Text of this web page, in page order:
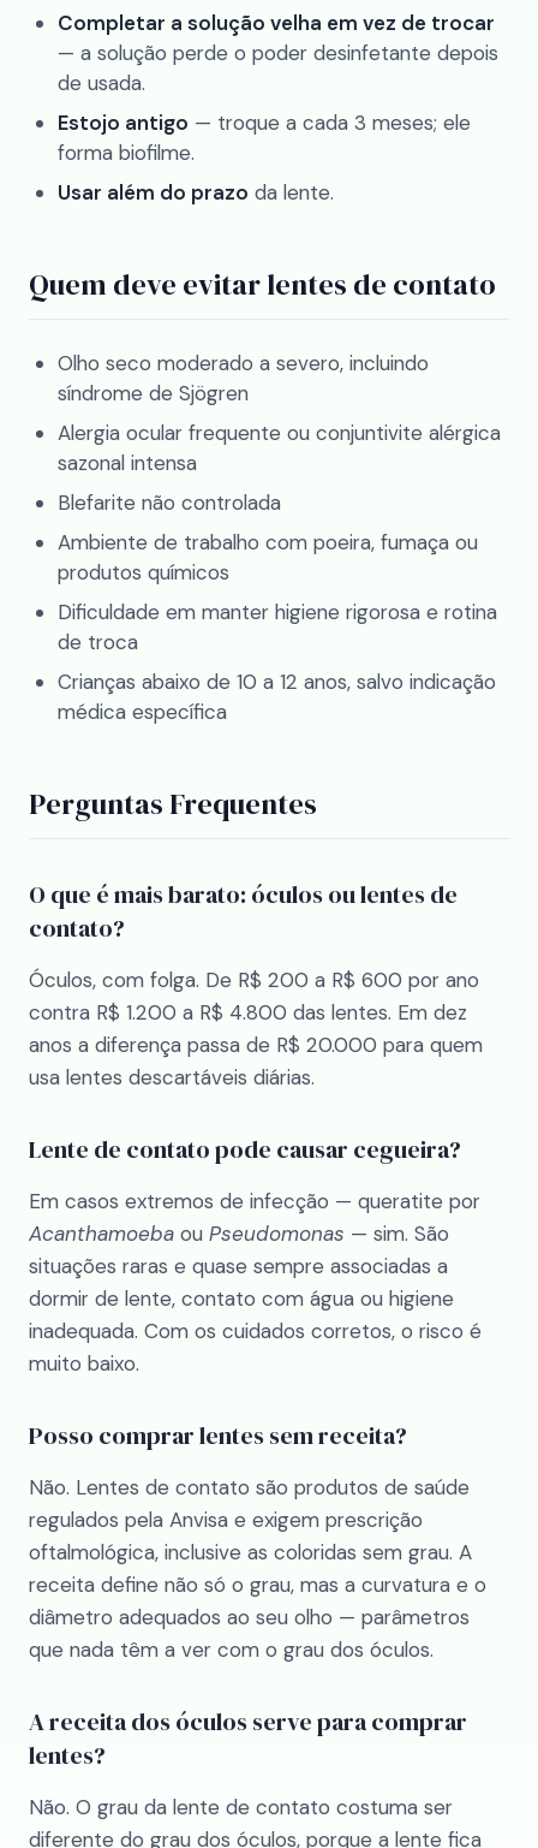
Completar a solução velha em vez de trocar
— a solução perde o poder desinfetante depois
de usada.
Estojo antigo — troque a cada 3 meses; ele
forma biofilme.
Usar além do prazo da lente.
Quem deve evitar lentes de contato
Olho seco moderado a severo, incluindo
síndrome de Sjögren
Alergia ocular frequente ou conjuntivite alérgica
sazonal intensa
Blefarite não controlada
Ambiente de trabalho com poeira, fumaça ou
produtos químicos
Dificuldade em manter higiene rigorosa e rotina
de troca
Crianças abaixo de 10 a 12 anos, salvo indicação
médica específica
Perguntas Frequentes
O que é mais barato: óculos ou lentes de
contato?
Óculos, com folga. De R$ 200 a R$ 600 por ano
contra R$ 1.200 a R$ 4.800 das lentes. Em dez
anos a diferença passa de R$ 20.000 para quem
usa lentes descartáveis diárias.
Lente de contato pode causar cegueira?
Em casos extremos de infecção — queratite por
Acanthamoeba ou Pseudomonas — sim. São
situações raras e quase sempre associadas a
dormir de lente, contato com água ou higiene
inadequada. Com os cuidados corretos, o risco é
muito baixo.
Posso comprar lentes sem receita?
Não. Lentes de contato são produtos de saúde
regulados pela Anvisa e exigem prescrição
oftalmológica, inclusive as coloridas sem grau. A
receita define não só o grau, mas a curvatura e o
diâmetro adequados ao seu olho — parâmetros
que nada têm a ver com o grau dos óculos.
A receita dos óculos serve para comprar
lentes?
Não. O grau da lente de contato costuma ser
diferente do grau dos óculos, porque a lente fica